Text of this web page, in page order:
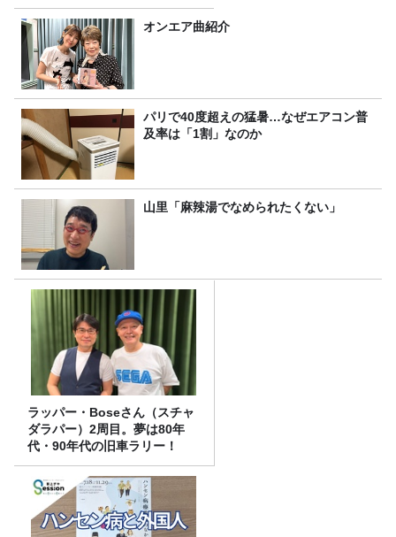
オンエア曲紹介
パリで40度超えの猛暑…なぜエアコン普
及率は「1割」なのか
山里「麻辣湯でなめられたくない」
ラッパー・Boseさん（スチャ
ダラパー）2周目。夢は80年
代・90年代の旧車ラリー！